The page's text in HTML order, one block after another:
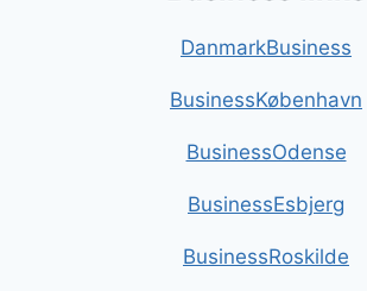
DanmarkBusiness
BusinessKøbenhavn
BusinessOdense
BusinessEsbjerg
BusinessRoskilde